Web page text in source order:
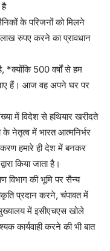
के परिजनों को मिलने
रुपए करने का प्रावधान
*क्योंकि 500 वर्षों से हम
आए हैं। आज वह अपने घर पर
में विदेश से हथियार खरीदते
नेतृत्व में भारत आत्मनिर्भर
हमारे ही देश में बनकर
किया जाता है।
विभाग की भूमि पर सैन्य
प्रदान करने, चंपावत में
में इसीएचएस खोले
कार्यवाही करने की भी बात